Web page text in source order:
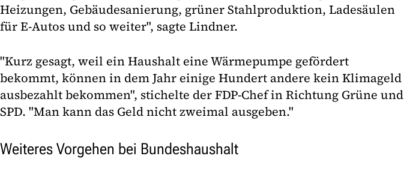
Heizungen, Gebäudesanierung, grüner Stahlproduktion, Ladesäulen
für E-Autos und so weiter", sagte Lindner.
"Kurz gesagt, weil ein Haushalt eine Wärmepumpe gefördert
bekommt, können in dem Jahr einige Hundert andere kein Klimageld
ausbezahlt bekommen", stichelte der FDP-Chef in Richtung Grüne und
SPD. "Man kann das Geld nicht zweimal ausgeben."
Weiteres Vorgehen bei Bundeshaushalt